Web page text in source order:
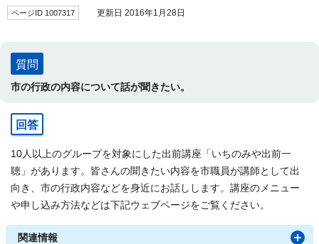
ページID 1007317 更新日 2016年1月28日
質問
市の行政の内容について話が聞きたい。
回答
10人以上のグループを対象にした出前講座「いちのみや出前一
聴」があります。皆さんの聞きたい内容を市職員が講師として出
向き、市の行政内容などを身近にお話しします。講座のメニュー
や申し込み方法などは下記ウェブページをご覧ください。
関連情報